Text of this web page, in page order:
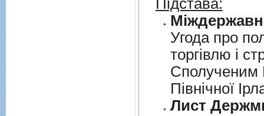
Підстава:
Угода про
торгiвлю i
Сполученим
Пiвнiчної
Лист